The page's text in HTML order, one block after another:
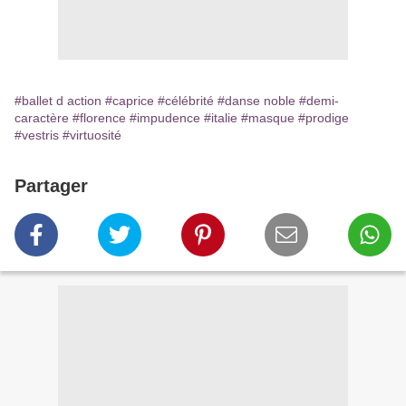
#ballet d action #caprice #célébrité #danse noble #demi-
caractère #florence #impudence #italie #masque #prodige
#vestris #virtuosité
Partager